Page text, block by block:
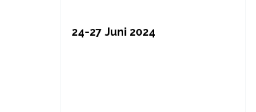
24-27 Juni 2024